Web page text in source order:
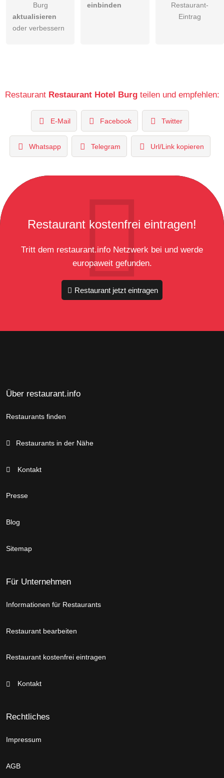
Burg
aktualisieren
oder verbessern
einbinden
Restaurant-
Eintrag
Restaurant Restaurant Hotel Burgteilen und empfehlen:
E-Mail Facebook Twitter
Whatsapp Telegram Url/Link kopieren
Restaurant kostenfrei eintragen!
Tritt dem restaurant.info Netzwerk bei und werde
europaweit gefunden.
Restaurant jetzt eintragen
Über restaurant.info
Restaurants finden
Restaurants in der Nähe
Kontakt
Presse
Blog
Sitemap
Für Unternehmen
Informationen für Restaurants
Restaurant bearbeiten
Restaurant kostenfrei eintragen
Kontakt
Rechtliches
Impressum
AGB